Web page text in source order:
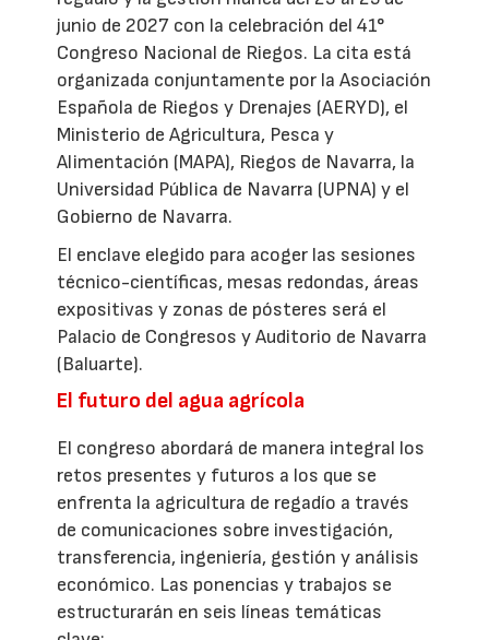
junio de 2027 con la celebración del 41°
Congreso Nacional de Riegos. La cita está
organizada conjuntamente por la Asociación
Española de Riegos y Drenajes (AERYD), el
Ministerio de Agricultura, Pesca y
Alimentación (MAPA), Riegos de Navarra, la
Universidad Pública de Navarra (UPNA) y el
Gobierno de Navarra.
El enclave elegido para acoger las sesiones
técnico-científicas, mesas redondas, áreas
expositivas y zonas de pósteres será el
Palacio de Congresos y Auditorio de Navarra
(Baluarte).
El futuro del agua agrícola
El congreso abordará de manera integral los
retos presentes y futuros a los que se
enfrenta la agricultura de regadío a través
de comunicaciones sobre investigación,
transferencia, ingeniería, gestión y análisis
económico. Las ponencias y trabajos se
estructurarán en seis líneas temáticas